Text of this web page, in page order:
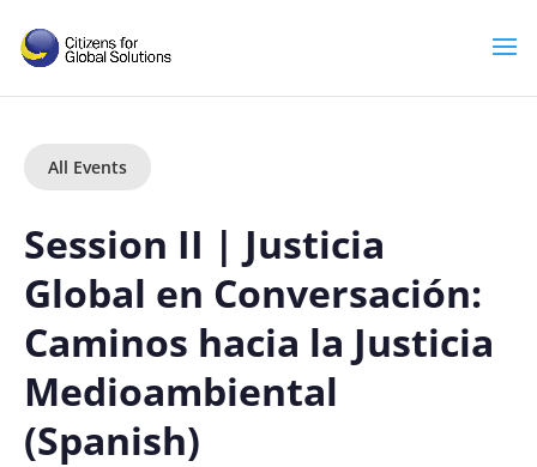
content
All Events
Session II | Justicia
Global en Conversación:
Caminos hacia la Justicia
Medioambiental
(Spanish)